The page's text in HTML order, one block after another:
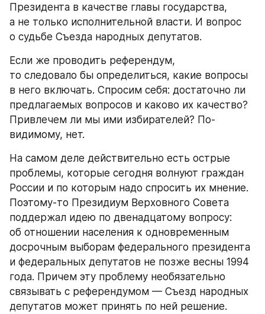
Президента в качестве главы государства,
а не только исполнительной власти. И вопрос
о судьбе Съезда народных депутатов.
Если же проводить референдум,
то следовало бы определиться, какие вопросы
в него включать. Спросим себя: достаточно ли
предлагаемых вопросов и каково их качество?
Привлечем ли мы ими избирателей? По-
видимому, нет.
На самом деле действительно есть острые
проблемы, которые сегодня волнуют граждан
России и по которым надо спросить их мнение.
Поэтому-то Президиум Верховного Совета
поддержал идею по двенадцатому вопросу:
об отношении населения к одновременным
досрочным выборам федерального президента
и федеральных депутатов не позже весны 1994
года. Причем эту проблему необязательно
связывать с референдумом — Съезд народных
депутатов может принять по ней решение.